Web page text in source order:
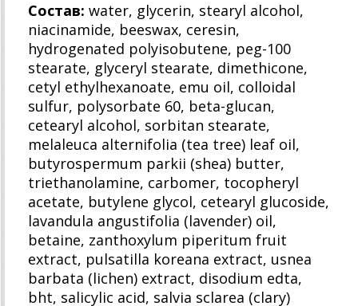
Состав: water, glycerin, stearyl alcohol,
niacinamide, beeswax, ceresin,
hydrogenated polyisobutene, peg-100
stearate, glyceryl stearate, dimethicone,
cetyl ethylhexanoate, emu oil, colloidal
sulfur, polysorbate 60, beta-glucan,
cetearyl alcohol, sorbitan stearate,
melaleuca alternifolia (tea tree) leaf oil,
butyrospermum parkii (shea) butter,
triethanolamine, carbomer, tocopheryl
acetate, butylene glycol, cetearyl glucoside,
lavandula angustifolia (lavender) oil,
betaine, zanthoxylum piperitum fruit
extract, pulsatilla koreana extract, usnea
barbata (lichen) extract, disodium edta,
bht, salicylic acid, salvia sclarea (clary)